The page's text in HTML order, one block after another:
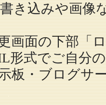
き込みや画像
画面の下部「
形式でご自分
板・ブログサ